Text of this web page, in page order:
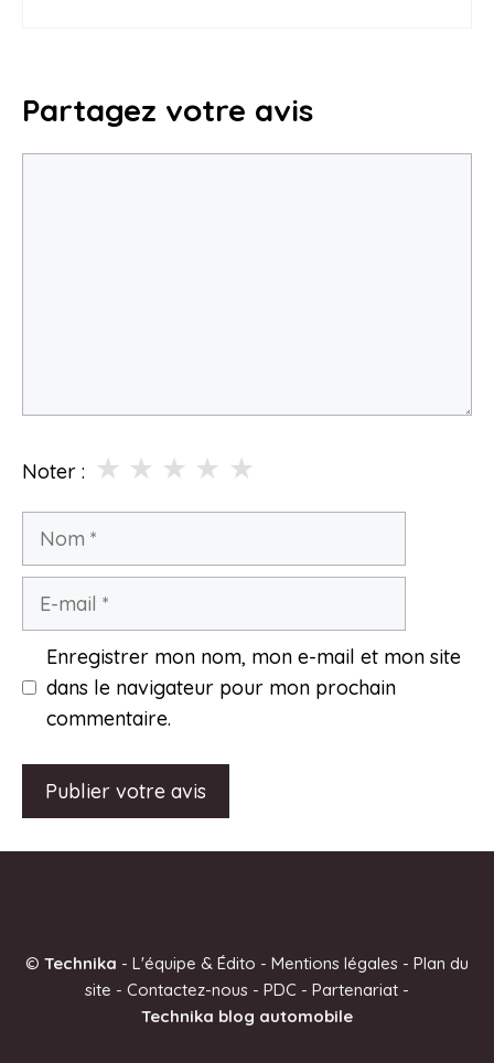
Partagez votre avis
Noter : ★
★
★
★
★
Nom
Enregistrer mon nom, mon e-mail et mon site
dans le navigateur pour mon prochain
commentaire.
r
© Technika - L'équipe & Édito - Mentions légales - Plan du
site - Contactez-nous - PDC - Partenariat -
Technika blog automobile